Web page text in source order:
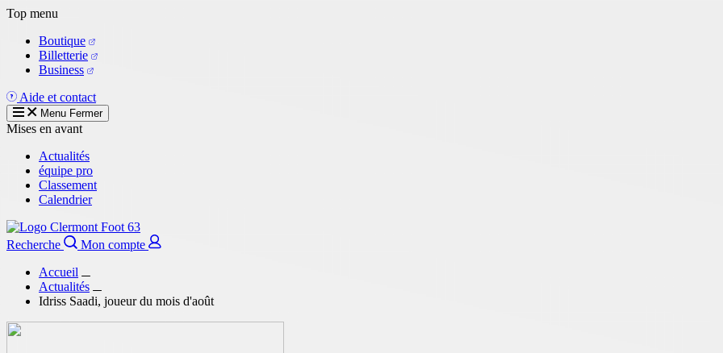
Aller
contenu
principal
Top menu
Boutique
Billetterie
Business
Aide et contact
Menu Fermer
Mises en avant
Actualités
équipe pro
Classement
Calendrier
Recherche
Mon compte
Accueil
Actualités
Idriss Saadi, joueur du mois d'août